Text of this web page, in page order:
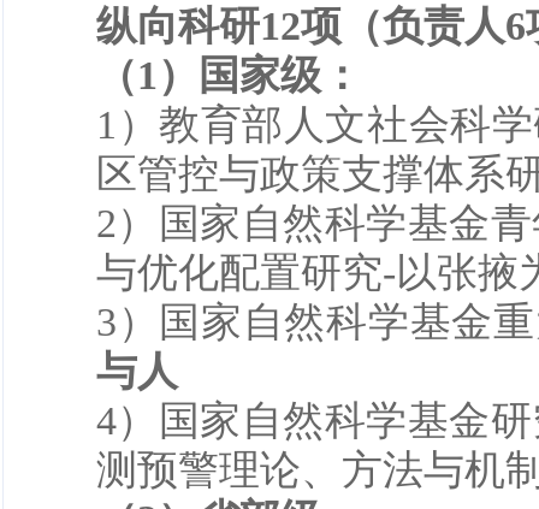
纵向科研12项（负责人6
（1）
国家级：
1）教育部人文社会科
区管控与政策支撑体系
2）国家自然科学基金
与优化配置研究-以张掖
3）国家自然科学基金
与人
4）国家自然科学基金
测预警理论、方法与机